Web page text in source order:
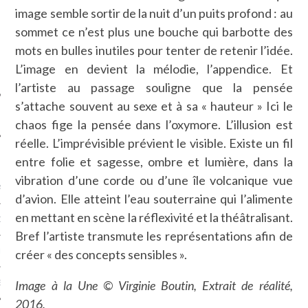
SUIVEZ-NOUS
CARAVELLE
CARAVELLE
PODCAST
image semble sortir de la nuit d’un puits profond : au
sommet ce n’est plus une bouche qui barbotte des
mots en bulles inutiles pour tenter de retenir l’idée.
L’image en devient la mélodie, l’appendice. Et
l’artiste au passage souligne que la pensée
s’attache souvent au sexe et à sa « hauteur » Ici le
chaos fige la pensée dans l’oxymore. L’illusion est
réelle. L’imprévisible prévient le visible. Existe un fil
entre folie et sagesse, ombre et lumière, dans la
vibration d’une corde ou d’une île volcanique vue
d’avion. Elle atteint l’eau souterraine qui l’alimente
en mettant en scène la réflexivité et la théâtralisant.
Bref l’artiste transmute les représentations afin de
créer « des concepts sensibles ».
Image à la Une © Virginie Boutin, Extrait de réalité,
2016.